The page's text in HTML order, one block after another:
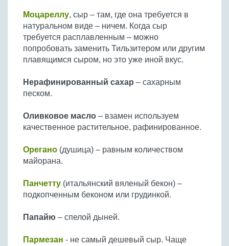
Моцареллу, сыр – там, где она требуется в
натуральном виде – ничем. Когда сыр
требуется расплавленным – можно
попробовать заменить Тильзитером или другим
плавящимся сыром, но это уже иной вкус.
Нерафинированный сахар – сахарным
песком.
Оливковое масло – взамен используем
качественное растительное, рафинированное.
Орегано (душица) – равным количеством
майорана.
Панчетту (итальянский вяленый бекон) –
подкопченным беконом или грудинкой.
Папайю – спелой дыней.
Пармезан - не самый дешевый сыр. Чаще